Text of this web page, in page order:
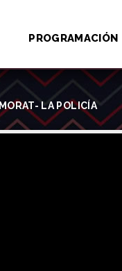
PROGRAMACIÓN
MORAT- LA POLICÍA